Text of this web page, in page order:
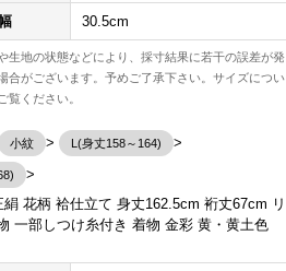
30.5cm
生地の状態などにより、採寸結果に若干の誤差が発
合がございます。予めご了承下さい。サイズについ
覧ください。
小紋 L(身丈158～164)
花柄 袷仕立て 身丈162.5cm 裄丈67cm リ
一部しつけ糸付き 着物 金彩 黄・黄土色